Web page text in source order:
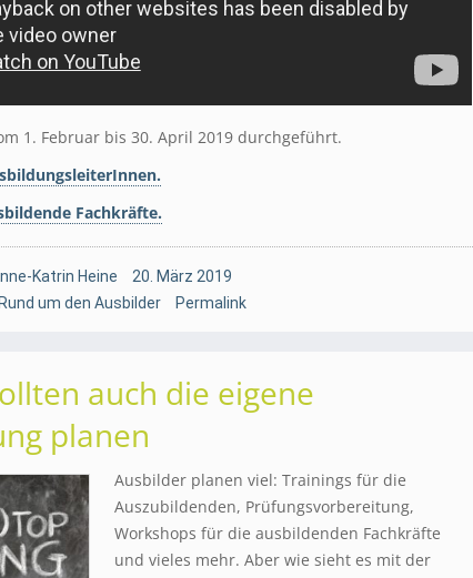
1. Februar bis 30. April 2019 durchgeführt.
Fachkräfte.
Katrin Heine
20. März 2019
Rund um den Ausbilder Permalink
auch die eigene
planen
Ausbilder planen viel: Trainings für die
Auszubildenden, Prüfungsvorbereitung,
Workshops für die ausbildenden Fachkräfte
und vieles mehr. Aber wie sieht es mit der